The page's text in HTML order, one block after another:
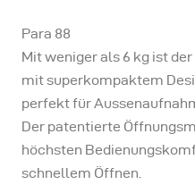
Para 88
Mit weniger als 6 kg ist
mit superkompaktem
perfekt für
Der patentierte
höchsten
schnellem Öffnen.